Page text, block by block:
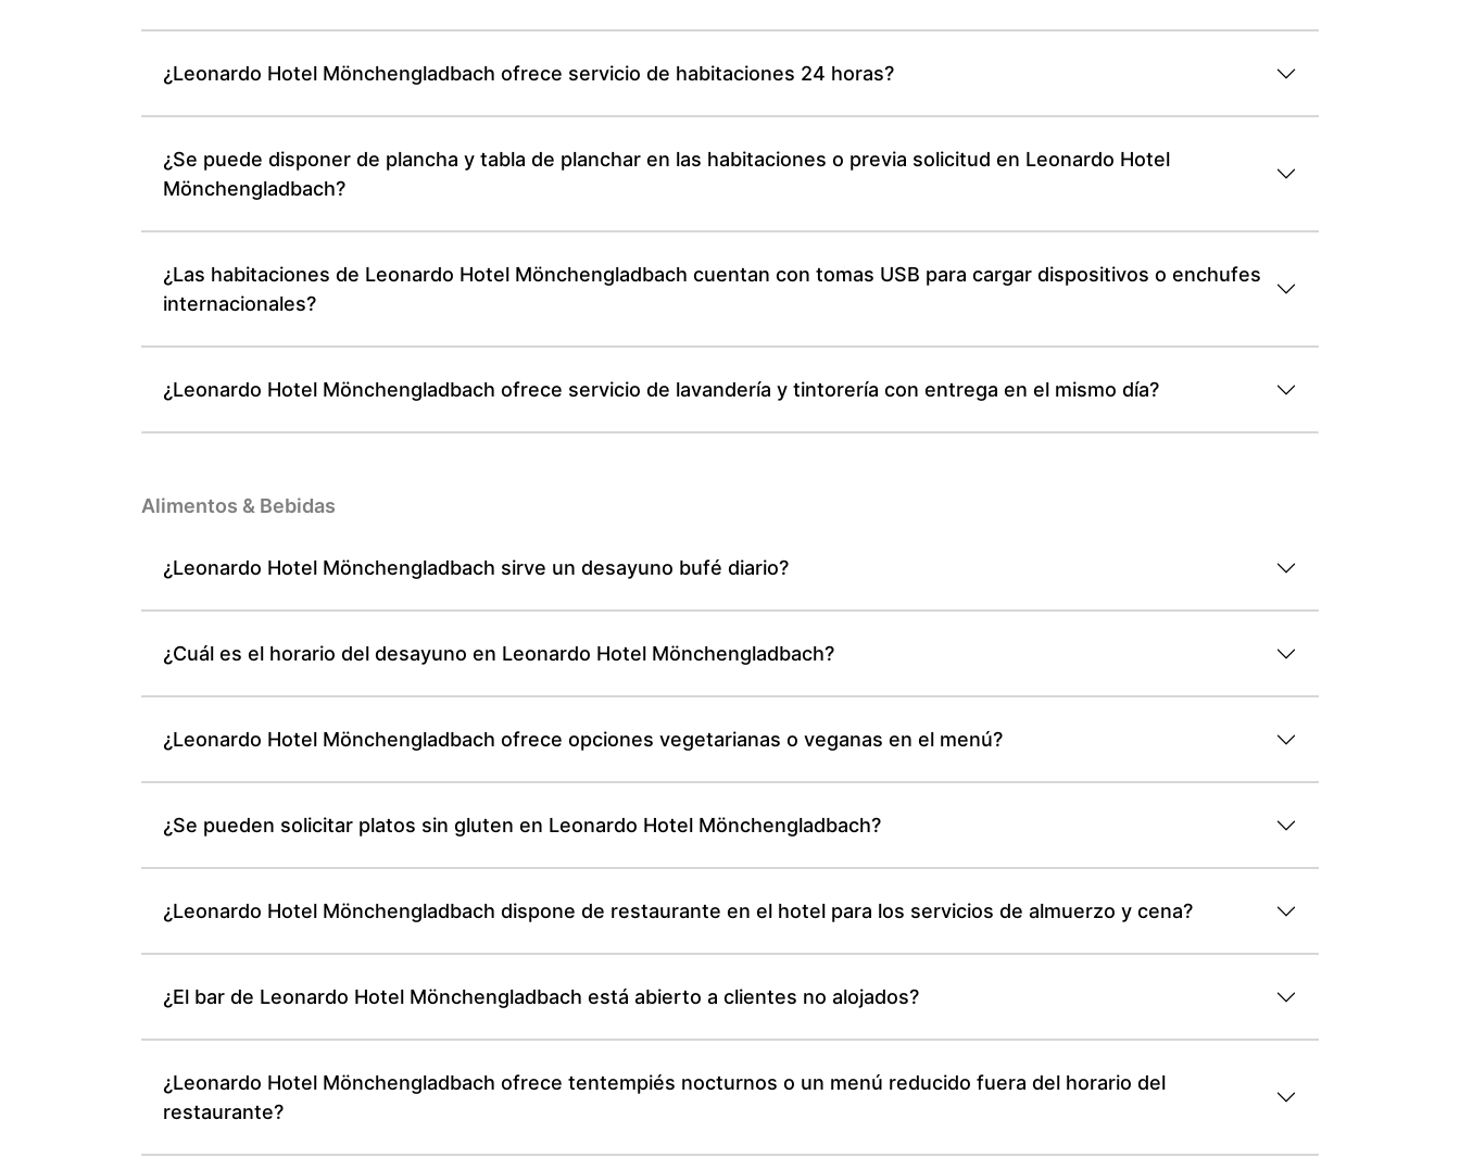
¿Leonardo Hotel Mönchengladbach ofrece servicio de habitaciones 24 horas?
¿Se puede disponer de plancha y tabla de planchar en las habitaciones o previa solicitud en Leonardo Hotel
Mönchengladbach?
¿Las habitaciones de Leonardo Hotel Mönchengladbach cuentan con tomas USB para cargar dispositivos o enchufes
internacionales?
¿Leonardo Hotel Mönchengladbach ofrece servicio de lavandería y tintorería con entrega en el mismo día?
Alimentos & Bebidas
¿Leonardo Hotel Mönchengladbach sirve un desayuno bufé diario?
¿Cuál es el horario del desayuno en Leonardo Hotel Mönchengladbach?
¿Leonardo Hotel Mönchengladbach ofrece opciones vegetarianas o veganas en el menú?
¿Se pueden solicitar platos sin gluten en Leonardo Hotel Mönchengladbach?
¿Leonardo Hotel Mönchengladbach dispone de restaurante en el hotel para los servicios de almuerzo y cena?
¿El bar de Leonardo Hotel Mönchengladbach está abierto a clientes no alojados?
¿Leonardo Hotel Mönchengladbach ofrece tentempiés nocturnos o un menú reducido fuera del horario del
restaurante?